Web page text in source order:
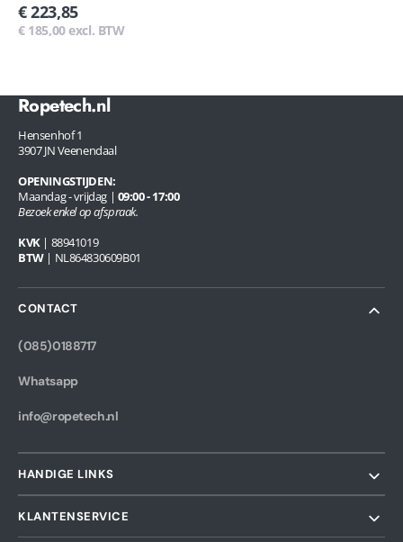
Normale
prijs
€ 223,85
€ 185,00 excl. BTW
Ropetech.nl
Hensenhof 1
3907 JN Veenendaal
OPENINGSTIJDEN:
Maandag - vrijdag | 09:00 - 17:00
Bezoek enkel op afspraak.
KVK| 88941019
BTW| NL864830609B01
CONTACT
(085)0188717
Whatsapp
info@ropetech.nl
HANDIGE LINKS
KLANTENSERVICE